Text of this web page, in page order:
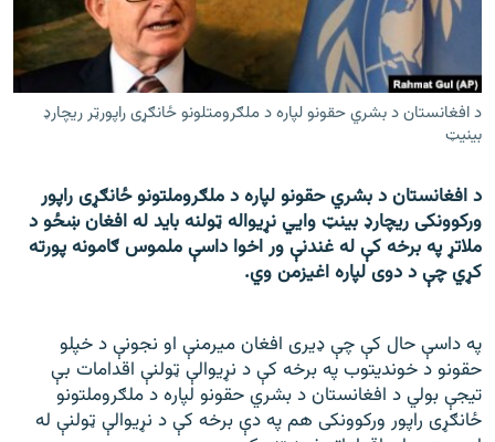
دري پاڼه
Azadi English
راسره ملګري شئ
د ازادې اروپا/ ازادي راډيو ټولې پاڼې
د افغانستان د بشري حقونو لپاره د ملګرومتلونو ځانګړی راپورټر ریچارډ
بینیټ
د افغانستان د بشري حقونو لپاره د ملګروملتونو ځانګړی راپور
ورکوونکی ریچارډ بینټ وايي نړیواله ټولنه باید له افغان ښځو د
ملاتړ په برخه کې له غندنې ور اخوا داسې ملموس ګامونه پورته
کړي چې د دوی لپاره اغیزمن وي.
په داسې حال کې چې ډیری افغان میرمنې او نجونې د خپلو
حقونو د خوندیتوب په برخه کې د نړیوالې ټولنې اقدامات بې
تیجې بولي د افغانستان د بشري حقونو لپاره د ملګروملتونو
ځانګړی راپور ورکوونکی هم په دې برخه کې د نړیوالې ټولنې له